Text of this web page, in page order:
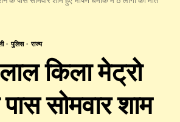
पुलिस राज्य
किला मेट्रो
सोमवार शाम